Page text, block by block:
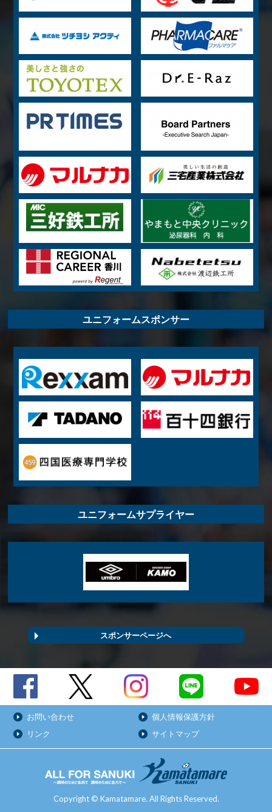
ユニフォームスポンサー
ユニフォームサプライヤー
スポンサーページへ
お問い合わせ
個人情報保護方針
リンク
サイトマップ
Copyright © Kamatamare. All Rights Reserved.